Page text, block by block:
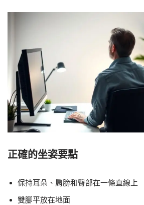
正確的坐姿要點
保持耳朵、肩膀和臀部在一條直線上
雙腳平放在地面